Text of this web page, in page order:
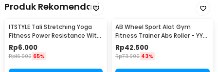
Produk Rekomendasi
ITSTYLE Tali Stretching Yoga
Fitness Power Resistance With
Foam Handle - TT007N
Rp6.000
Rp16.900 65%
AB Wheel Sport Alat Gym
Fitness Trainer Abs Roller - YY-
1601
Rp42.500
Rp73.900 43%